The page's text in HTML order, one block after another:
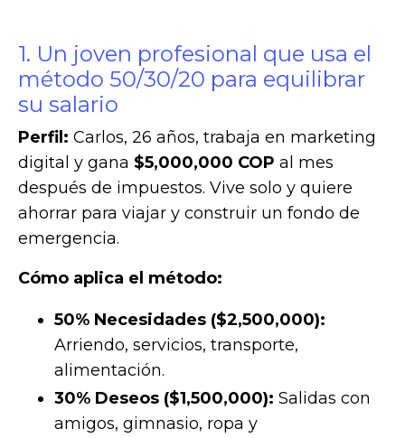
1. Un joven profesional que usa el
método 50/30/20 para equilibrar
su salario
Perfil: Carlos, 26 años, trabaja en marketing
digital y gana $5,000,000 COP al mes
después de impuestos. Vive solo y quiere
ahorrar para viajar y construir un fondo de
emergencia.
Cómo aplica el método:
50% Necesidades ($2,500,000):
Arriendo, servicios, transporte,
alimentación.
30% Deseos ($1,500,000): Salidas con
amigos, gimnasio, ropa y